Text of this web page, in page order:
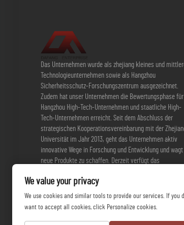
Das Unternehmen wurde als zhejiang kleines und
Technologieunternehmen sowie als Hangzhou
Sicherheitsschutz-Forschungszentrum ausgezeichnet.
Zudem hat unser Unternehmen die Bewertungsphase für
Hangzhou High-Tech-Unternehmen und staatliche High-
Tech-Unternehmen erreicht. Seit dem Abschluss der
strategischen Kooperationsvereinbarung mit der
Universität im Jahr 2013, geht das Unternehmen aktiv
innovative Wege in Forschung und Entwicklung und wagt
neue Produkte zu schaffen. Derzeit verfügt das
Gebrauchspatente.
We value your privacy
We use cookies and similar tools to provide our services. If you
want to accept all cookies, click Personalize cookies.